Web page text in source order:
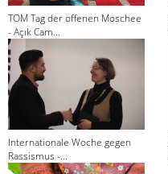
TOM Tag der offenen Moschee
- Açık Cam...
Internationale Woche gegen
Rassismus -...